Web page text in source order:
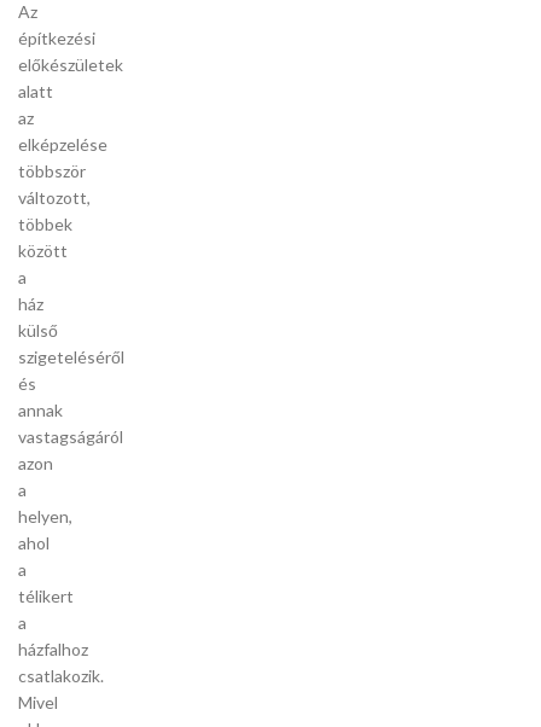
Az
építkezési
előkészületek
alatt
az
elképzelése
többször
változott,
többek
között
a
ház
külső
szigeteléséről
és
annak
vastagságáról
azon
a
helyen,
ahol
a
télikert
a
házfalhoz
csatlakozik.
Mivel